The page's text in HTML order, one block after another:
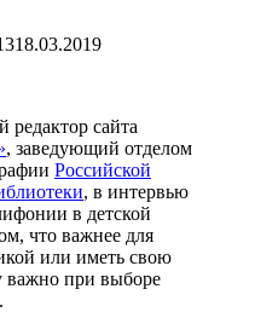
18.03.2019
сайта
, заведующий отделом
Российской
, в интервью
в детской
что важнее для
или иметь свою
важно при выборе